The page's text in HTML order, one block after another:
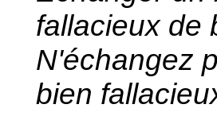
fallacieux de
N'échangez
bien